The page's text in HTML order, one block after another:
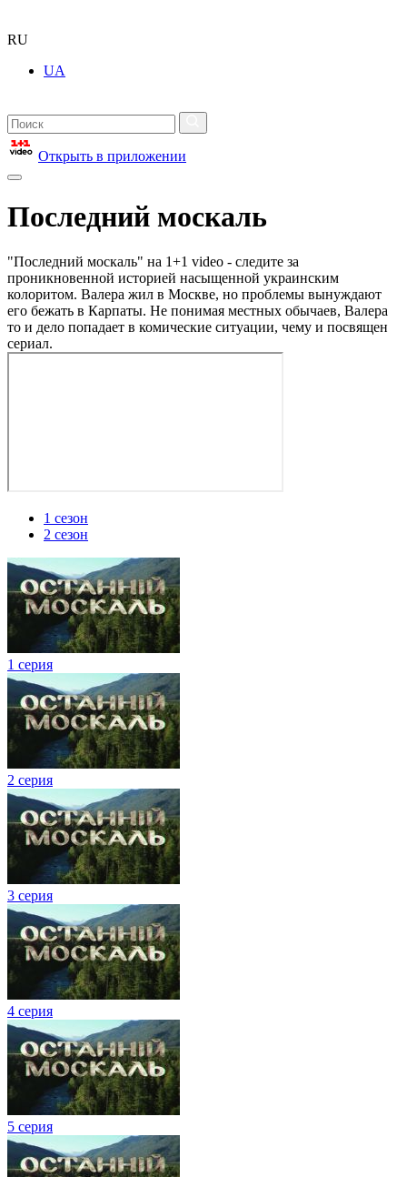
RU
UA
Открыть в приложении
Последний москаль
"Последний москаль" на 1+1 video - следите за
проникновенной историей насыщенной украинским
колоритом. Валера жил в Москве, но проблемы вынуждают
его бежать в Карпаты. Не понимая местных обычаев, Валера
то и дело попадает в комические ситуации, чему и посвящен
сериал.
1 сезон
2 сезон
1 серия
2 серия
3 серия
4 серия
5 серия